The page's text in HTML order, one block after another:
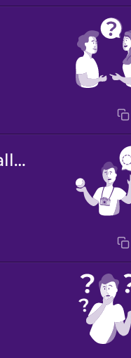
What's this called?